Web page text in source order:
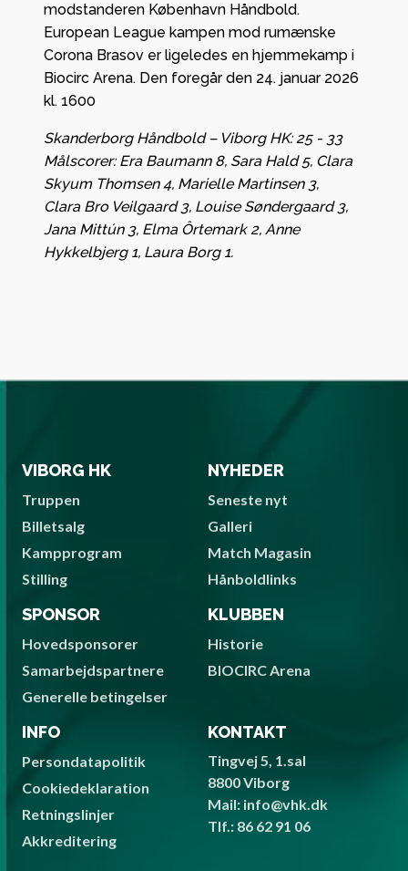
modstanderen København Håndbold.
European League kampen mod rumænske
Corona Brasov er ligeledes en hjemmekamp i
Biocirc Arena. Den foregår den 24. januar 2026
kl. 1600
Skanderborg Håndbold – Viborg HK: 25 - 33
Målscorer: Era Baumann 8, Sara Hald 5, Clara
Skyum Thomsen 4, Marielle Martinsen 3,
Clara Bro Veilgaard 3, Louise Søndergaard 3,
Jana Mittún 3, Elma Ôrtemark 2, Anne
Hykkelbjerg 1, Laura Borg 1.
VIBORG HK
Truppen
Billetsalg
Kampprogram
Stilling
NYHEDER
Seneste nyt
Galleri
Match Magasin
Hånboldlinks
SPONSOR
Hovedsponsorer
Samarbejdspartnere
Generelle betingelser
KLUBBEN
Historie
BIOCIRC Arena
INFO
Persondatapolitik
Cookiedeklaration
Retningslinjer
Akkreditering
KONTAKT
Tingvej 5, 1.sal
8800 Viborg
Mail: info@vhk.dk
Tlf.: 86 62 91 06